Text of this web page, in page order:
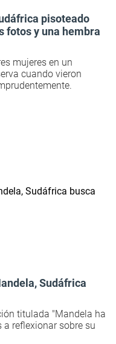
pisoteado
fotos y una hembra
mujeres en un
cuando vieron
Sudáfrica
titulada "Mandela ha
reflexionar sobre su